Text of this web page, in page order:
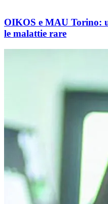
OIKOS e MAU Torino:
le malattie rare